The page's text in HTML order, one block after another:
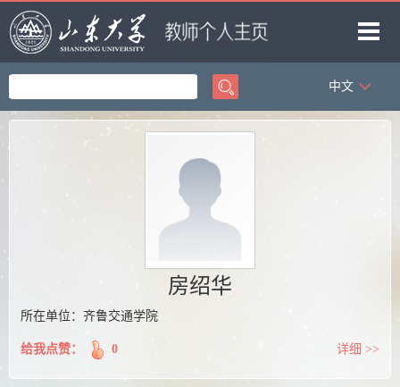
首页
教师博客
中文
房绍华
所在单位：齐鲁交通学院
给我点赞： 0 详细 >>